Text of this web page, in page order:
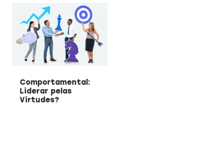
Comportamental:
Liderar pelas
Virtudes?